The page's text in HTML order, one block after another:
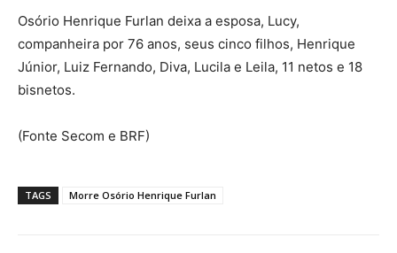
Osório Henrique Furlan deixa a esposa, Lucy,
companheira por 76 anos, seus cinco filhos, Henrique
Júnior, Luiz Fernando, Diva, Lucila e Leila, 11 netos e 18
bisnetos.
(Fonte Secom e BRF)
TAGS Morre Osório Henrique Furlan